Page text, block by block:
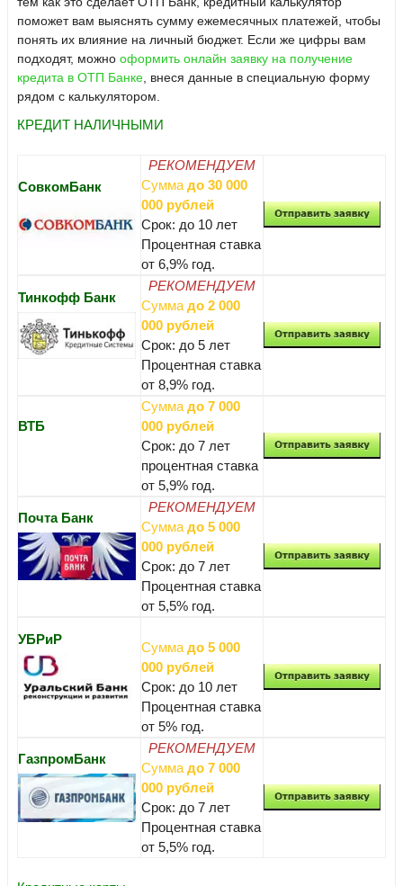
поможет вам выяснять сумму ежемесячных платежей, чтобы
понять их влияние на личный бюджет. Если же цифры вам
подходят, можно оформить онлайн заявку на получение
кредита в ОТП Банке , внеся данные в специальную форму
рядом с калькулятором.
КРЕДИТ НАЛИЧНЫМИ
СовкомБанк
РЕКОМЕНДУЕМ
Сумма до 30 000
000 рублей
Срок: до 10 лет
Процентная ставка
от 6,9% год.
Тинкофф Банк
РЕКОМЕНДУЕМ
Сумма до 2 000
000 рублей
Срок: до 5 лет
Процентная ставка
от 8,9% год.
ВТБ
Сумма до 7 000
000 рублей
Срок: до 7 лет
процентная ставка
от 5,9% год.
Почта Банк
РЕКОМЕНДУЕМ
Сумма до 5 000
000 рублей
Срок: до 7 лет
Процентная ставка
от 5,5% год.
УБРиР
Сумма до 5 000
000 рублей
Срок: до 10 лет
Процентная ставка
от 5% год.
ГазпромБанк
РЕКОМЕНДУЕМ
Сумма до 7 000
000 рублей
Срок: до 7 лет
Процентная ставка
от 5,5% год.